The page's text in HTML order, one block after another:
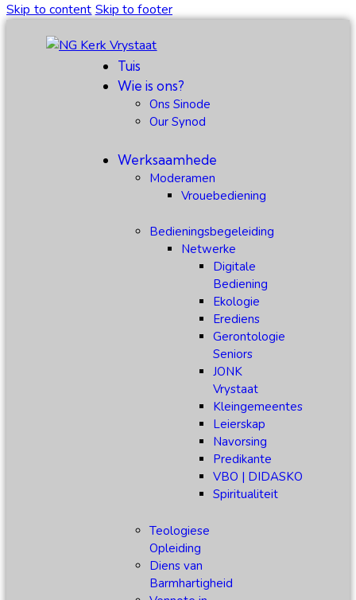
Skip to content Skip to footer
Tuis
Wie is ons?
Ons Sinode
Our Synod
Werksaamhede
Moderamen
Vrouebediening
Bedieningsbegeleiding
Netwerke
Digitale
Bediening
Ekologie
Erediens
Gerontologie
Seniors
JONK
Vrystaat
Kleingemeentes
Leierskap
Navorsing
Predikante
VBO | DIDASKO
Spiritualiteit
Teologiese
Opleiding
Diens van
Barmhartigheid